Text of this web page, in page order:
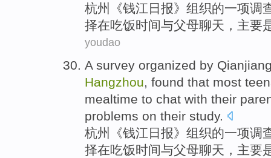
杭州《钱江日报》组织的一项调
择在吃饭时间与父母聊天，主要
youdao
Asurvey organized by
Hangzhou, found that most
mealtime to chat with their
problems on their study.
杭州《钱江日报》组织的一项调
择在吃饭时间与父母聊天，主要